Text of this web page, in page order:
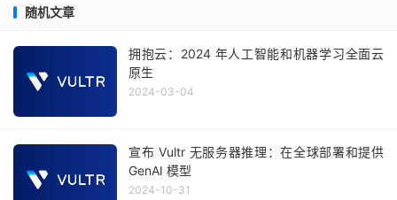
随机文章
拥抱云：2024 年人工智能和机器学习全面云
原生
2024-03-04
宣布 Vultr 无服务器推理：在全球部署和提供
GenAI 模型
2024-10-31